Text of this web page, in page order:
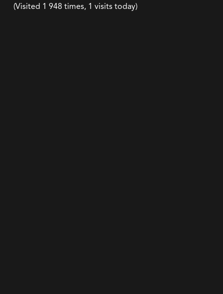
(Visited 1 948 times, 1 visits today)